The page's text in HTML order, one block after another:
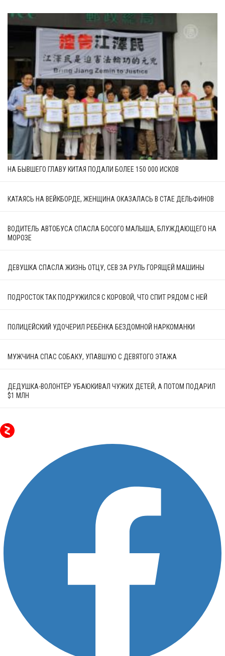
НА БЫВШЕГО ГЛАВУ КИТАЯ ПОДАЛИ БОЛЕЕ 150 000 ИСКОВ
КАТАЯСЬ НА ВЕЙКБОРДЕ, ЖЕНЩИНА ОКАЗАЛАСЬ В СТАЕ ДЕЛЬФИНОВ
ВОДИТЕЛЬ АВТОБУСА СПАСЛА БОСОГО МАЛЫША, БЛУЖДАЮЩЕГО НА
МОРОЗЕ
ДЕВУШКА СПАСЛА ЖИЗНЬ ОТЦУ, СЕВ ЗА РУЛЬ ГОРЯЩЕЙ МАШИНЫ
ПОДРОСТОК ТАК ПОДРУЖИЛСЯ С КОРОВОЙ, ЧТО СПИТ РЯДОМ С НЕЙ
ПОЛИЦЕЙСКИЙ УДОЧЕРИЛ РЕБЁНКА БЕЗДОМНОЙ НАРКОМАНКИ
МУЖЧИНА СПАС СОБАКУ, УПАВШУЮ С ДЕВЯТОГО ЭТАЖА
ДЕДУШКА-ВОЛОНТЁР УБАЮКИВАЛ ЧУЖИХ ДЕТЕЙ, А ПОТОМ ПОДАРИЛ
$1 МЛН